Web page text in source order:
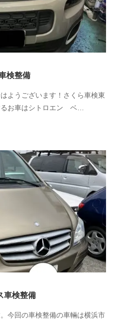
検整備
ようございます！さくら車検東
お車はシトロエン ベ…
車検整備
今回の車検整備の車輛は横浜市